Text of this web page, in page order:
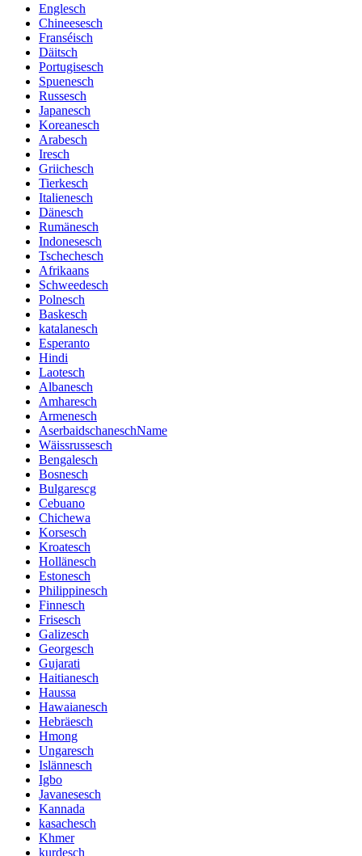
Englesch
Chineesesch
Franséisch
Däitsch
Portugisesch
Spuenesch
Russesch
Japanesch
Koreanesch
Arabesch
Iresch
Griichesch
Tierkesch
Italienesch
Dänesch
Rumänesch
Indonesesch
Tschechesch
Afrikaans
Schweedesch
Polnesch
Baskesch
katalanesch
Esperanto
Hindi
Laotesch
Albanesch
Amharesch
Armenesch
AserbaidschaneschName
Wäissrussesch
Bengalesch
Bosnesch
Bulgarescg
Cebuano
Chichewa
Korsesch
Kroatesch
Hollänesch
Estonesch
Philippinesch
Finnesch
Frisesch
Galizesch
Georgesch
Gujarati
Haitianesch
Haussa
Hawaianesch
Hebräesch
Hmong
Ungaresch
Islännesch
Igbo
Javanesesch
Kannada
kasachesch
Khmer
kurdesch